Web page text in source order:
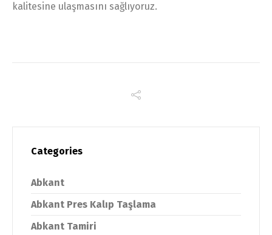
kalitesine ulaşmasını sağlıyoruz.
Categories
Abkant
Abkant Pres Kalıp Taşlama
Abkant Tamiri